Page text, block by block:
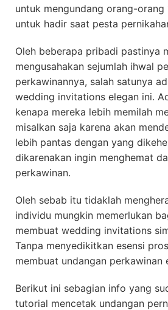
untuk mengundang orang-
untuk hadir saat pesta
Oleh beberapa pribadi pastinya
mengusahakan sejumlah ihwal
perkawinannya, salah satunya
wedding invitations elegan ini.
kenapa mereka lebih memilah
misalkan saja karena akan
lebih pantas dengan yang
dikarenakan ingin menghemat
perkawinan.
Oleh sebab itu tidaklah
individu mungkin memerlukan
membuat wedding invitations
Tanpa menyedikitkan esensi
membuat undangan perkawinan
Berikut ini sebagian info yang
tutorial mencetak undangan